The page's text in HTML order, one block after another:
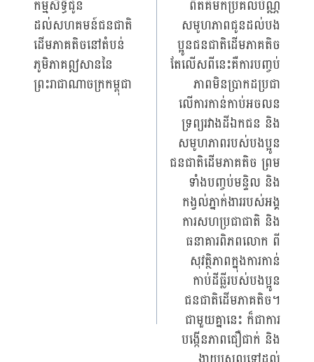
កម្មសិទ្ធិជូន
ដល់សហគមន៍ជនជាតិ
ដើមភាគតិចនៅតំបន់
ភូមិភាគឦសាននៃ
ព្រះរាជាណាចក្រកម្ពុជា
ពិតគឺមកប្រគល់ប័ណ្ណ
សមូហភាពជូនដល់បង
ប្អូនជនជាតិដើមភាគតិច
តែលើសពីនេះគឺការបញ្ចប់
ភាពមិនប្រាកដប្រជា
លើការកាន់កាប់អចលន
ទ្រព្យរវាងដីឯកជន និង
សមូហភាពរបស់បងប្អូន
ជនជាតិដើមភាគតិច ព្រម
ទាំងបញ្ចប់មន្ទិល និង
កង្វល់ភ្នាក់ងាររបស់អង្គ
ការសហប្រជាជាតិ និង
ធនាគារពិភពលោក ពី
សុវត្ថិភាពក្នុងការកាន់
កាប់ដីធ្លីរបស់បងប្អូន
ជនជាតិដើមភាគតិច។
ជាមួយគ្នានេះ ក៏ជាការ
បង្កើនភាពជឿជាក់ និង